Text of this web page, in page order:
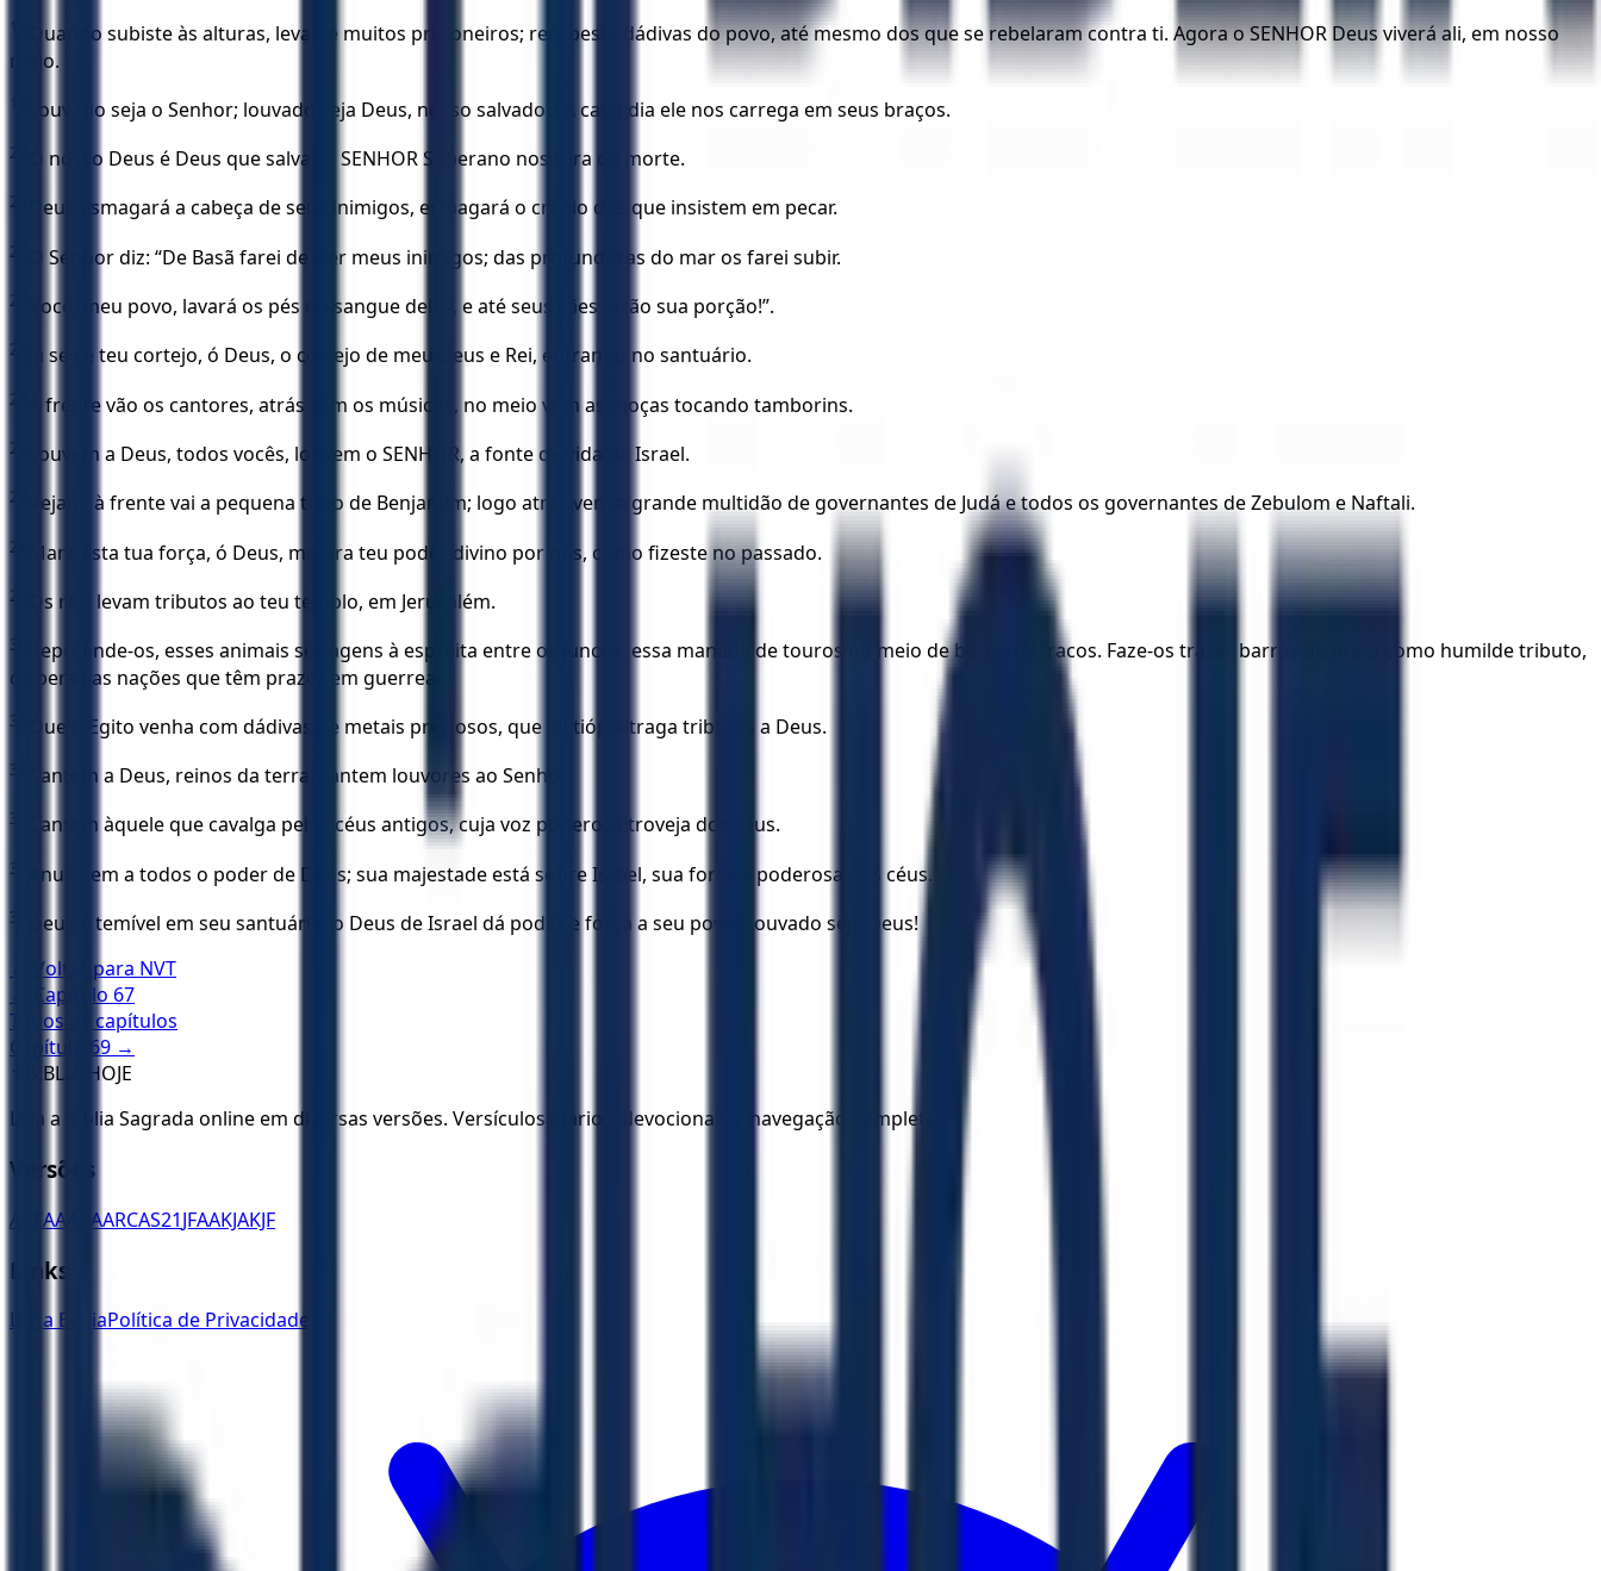
18
Quando subiste às alturas, levaste muitos prisioneiros; recebeste dádivas do povo, até mesmo dos que se rebelaram contra ti. Agora o SENHOR Deus viverá ali, em nosso
meio.
19 Louvado seja o Senhor; louvado seja Deus, nosso salvador! A cada dia ele nos carrega em seus braços.
20 O nosso Deus é Deus que salva! O SENHOR Soberano nos livra da morte.
21 Deus esmagará a cabeça de seus inimigos, esmagará o crânio dos que insistem em pecar.
22 O Senhor diz: “De Basã farei descer meus inimigos; das profundezas do mar os farei subir.
23 Você, meu povo, lavará os pés no sangue deles, e até seus cães terão sua porção!”.
24 Já se vê teu cortejo, ó Deus, o cortejo de meu Deus e Rei, entrando no santuário.
25 À frente vão os cantores, atrás vêm os músicos, no meio vêm as moças tocando tamborins.
26 Louvem a Deus, todos vocês, louvem o SENHOR, a fonte de vida de Israel.
27 Vejam, à frente vai a pequena tribo de Benjamim; logo atrás vem a grande multidão de governantes de Judá e todos os governantes de Zebulom e Naftali.
28 Manifesta tua força, ó Deus, mostra teu poder divino por nós, como fizeste no passado.
29 Os reis levam tributos ao teu templo, em Jerusalém.
30
Repreende-os, esses animais selvagens à espreita entre os juncos, essa manada de touros no meio de bezerros fracos. Faze-os trazer barras de prata como humilde tributo,
dispersa as nações que têm prazer em guerrear.
31 Que o Egito venha com dádivas de metais preciosos, que a Etiópia traga tributos a Deus.
32 Cantem a Deus, reinos da terra, cantem louvores ao Senhor!
33 Cantem àquele que cavalga pelos céus antigos, cuja voz poderosa troveja dos céus.
34 Anunciem a todos o poder de Deus; sua majestade está sobre Israel, sua força é poderosa nos céus.
35
Deus é temível em seu santuário; o Deus de Israel dá poder e força a seu povo. Louvado seja Deus!
← Voltar para NVT
← Capítulo 67
Todos os capítulos
Capítulo
69 →
BÍBLIA HOJE
Leia a Bíblia Sagrada online em diversas versões. Versículos diários, devocionais e navegação completa.
Versões
ACFAA ARAARCAS21JFAAKJAKJF
Links
Ler a BíbliaPolítica de Privacidade